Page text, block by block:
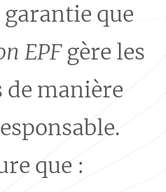
que
EPFgère les
manière
que :